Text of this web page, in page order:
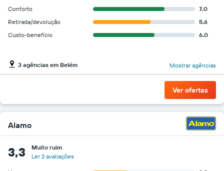
Conforto
7.0
Retirada/devolução
5.6
Custo-benefício
6.0
3 agências em Belém Mostrar agências
Ver ofertas
Alamo
3,3
Muito ruim
Ler 2 avaliações